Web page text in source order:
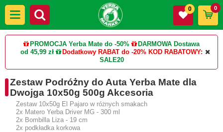
PROMOCJA Yerba Mate do -50%
DARMOWA Dostawa
od 45,99 zł
Dodatkowy RABAT do -20% KOD RABATOWY:
SALE20
0 0
Zestaw Podróżny do Auta Yerba Mate dla
Dwojga 10x50g 500g Akcesoria
Zestaw 10x50g El Pajaro w różnych smakach
2x Matero Yerba Driver MG - 300 ml
2x Bombilla Liza - 19 cm
2x podkładka korkowa